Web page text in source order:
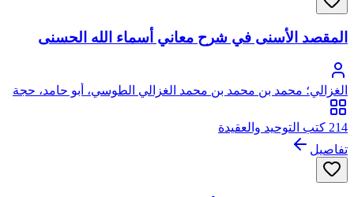
المقصد الأسنى في شرح معاني أسماء الله الحسنى
الغزالي؛ محمد بن محمد بن محمد الغزالي الطوسي، أبو حامد، حجة
الإسلام
214 كتب التوحيد والعقيدة
تفاصيل